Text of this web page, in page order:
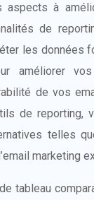
à
de
les données
améliorer
de vos
de reporting,
telles
marketing
tableau